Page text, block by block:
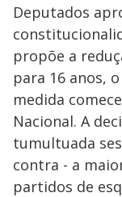
Deputados
propõe a
para 16 anos,
medida
Nacional. A
tumultuada
contra - a
partidos de